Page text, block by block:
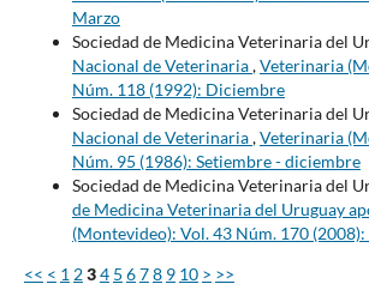
Marzo
Sociedad de Medicina Veterinaria del
Nacional de Veterinaria,Veterinaria
Núm. 118 (1992): Diciembre
Sociedad de Medicina Veterinaria del
Nacional de Veterinaria,Veterinaria
Núm. 95 (1986): Setiembre - diciembre
Sociedad de Medicina Veterinaria del
de Medicina Veterinaria del Uruguay
(Montevideo): Vol. 43 Núm. 170
<< < 1 234 5 678 9 10 > >>